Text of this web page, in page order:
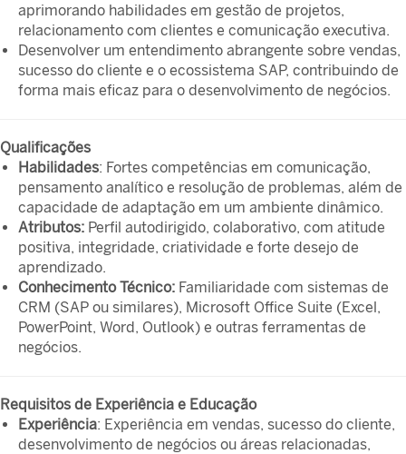
aprimorando habilidades em gestão de projetos,
relacionamento com clientes e comunicação executiva.
Desenvolver um entendimento abrangente sobre vendas,
sucesso do cliente e o ecossistema SAP, contribuindo de
forma mais eficaz para o desenvolvimento de negócios.
Qualificações
Habilidades: Fortes competências em comunicação,
pensamento analítico e resolução de problemas, além de
capacidade de adaptação em um ambiente dinâmico.
Atributos: Perfil autodirigido, colaborativo, com atitude
positiva, integridade, criatividade e forte desejo de
aprendizado.
Conhecimento Técnico: Familiaridade com sistemas de
CRM (SAP ou similares), Microsoft Office Suite (Excel,
PowerPoint, Word, Outlook) e outras ferramentas de
negócios.
Requisitos de Experiência e Educação
Experiência: Experiência em vendas, sucesso do cliente,
desenvolvimento de negócios ou áreas relacionadas,